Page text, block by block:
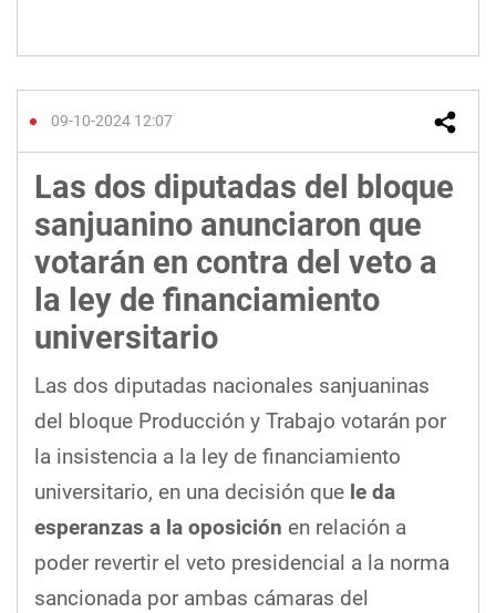
09-10-2024 12:07
Las dos diputadas del bloque
sanjuanino anunciaron que
votarán en contra del veto a
la ley de financiamiento
universitario
Las dos diputadas nacionales sanjuaninas
del bloque Producción y Trabajo votarán por
la insistencia a la ley de financiamiento
universitario, en una decisión que le da
esperanzas a la oposición en relación a
poder revertir el veto presidencial a la norma
sancionada por ambas cámaras del